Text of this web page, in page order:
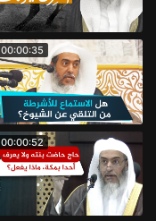
00:00:35
00:00:52